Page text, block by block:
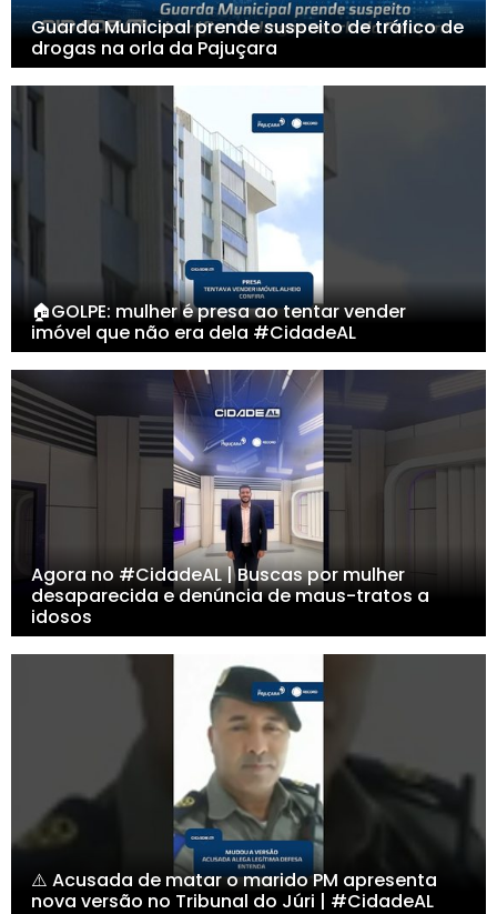
Guarda Municipal prende suspeito de tráfico de
drogas na orla da Pajuçara
🏠GOLPE: mulher é presa ao tentar vender
imóvel que não era dela #CidadeAL
Agora no #CidadeAL | Buscas por mulher
desaparecida e denúncia de maus-tratos a
idosos
⚠️ Acusada de matar o marido PM apresenta
nova versão no Tribunal do Júri | #CidadeAL